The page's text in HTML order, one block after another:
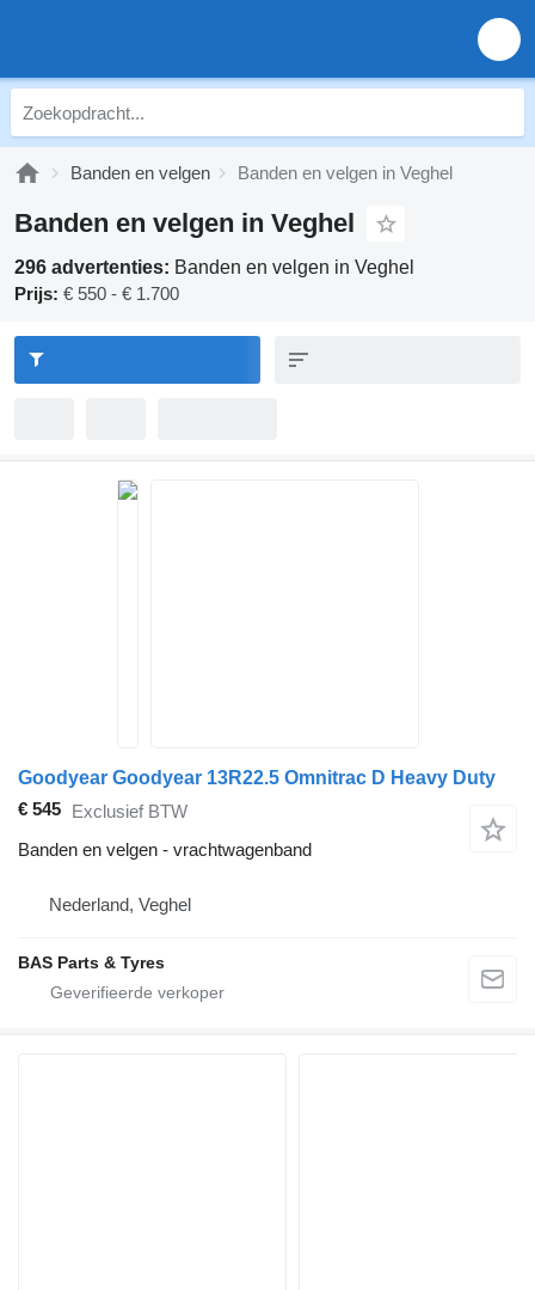
Banden en velgen Banden en velgen in Veghel
Banden en velgen in Veghel
296 advertenties: Banden en velgen in Veghel
Prijs: € 550 - € 1.700
Goodyear Goodyear 13R22.5 Omnitrac D Heavy Duty
€ 545 Exclusief BTW
Banden en velgen - vrachtwagenband
Nederland, Veghel
BAS Parts & Tyres